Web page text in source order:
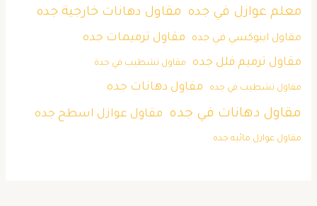
معلم عوازل في جده مقاول دهانات خارجية جده
مقاول ايبوكسي في جده مقاول ترميمات جده
مقاول ترميم فلل جده
مقاول تشطيب في جدة
مقاول تشطيب في جده مقاول دهانات جده
مقاول دهانات في جده مقاول عوازل اسطح جده
مقاول عوازل مائيه جده